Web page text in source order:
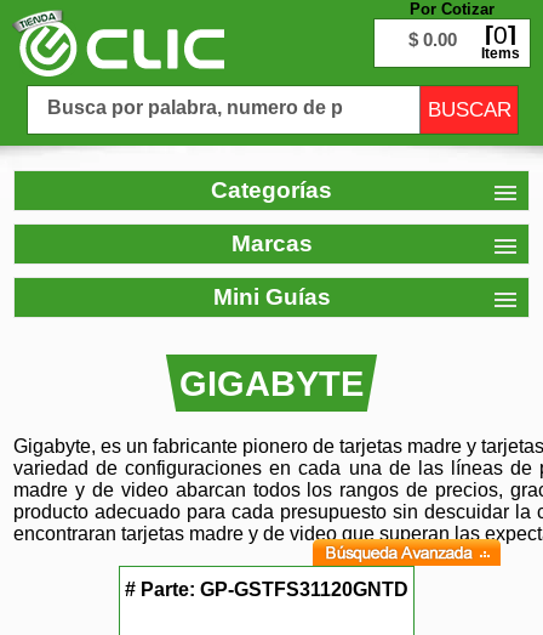
Por Cotizar
$ 0.00 0
Items
Categorías
Marcas
Mini Guías
GIGABYTE
Gigabyte, es un fabricante pionero de tarjetas madre y
variedad de configuraciones en cada una de las líneas de
madre y de video abarcan todos los rangos de precios,
producto adecuado para cada presupuesto sin descuidar la
encontraran tarjetas madre y de video que superan las
# Parte: GP-GSTFS31120GNTD